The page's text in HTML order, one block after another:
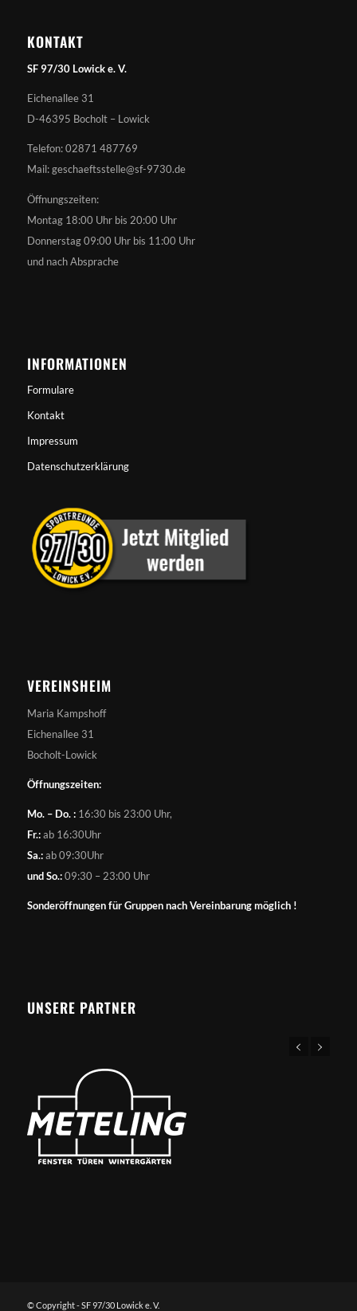
KONTAKT
SF 97/30 Lowick e. V.
Eichenallee 31
D-46395 Bocholt – Lowick
Telefon: 02871 487769
Mail: geschaeftsstelle@sf-9730.de
Öffnungszeiten:
Montag 18:00 Uhr bis 20:00 Uhr
Donnerstag 09:00 Uhr bis 11:00 Uhr
und nach Absprache
INFORMATIONEN
Formulare
Kontakt
Impressum
Datenschutzerklärung
VEREINSHEIM
Maria Kampshoff
Eichenallee 31
Bocholt-Lowick
Öffnungszeiten:
Mo. – Do. :16:30 bis 23:00 Uhr,
Fr.:ab 16:30Uhr
Sa.:ab 09:30Uhr
und So.:09:30 – 23:00 Uhr
Sonderöffnungen für Gruppen nach Vereinbarung möglich !
UNSERE PARTNER
© Copyright - SF 97/30 Lowick e. V.